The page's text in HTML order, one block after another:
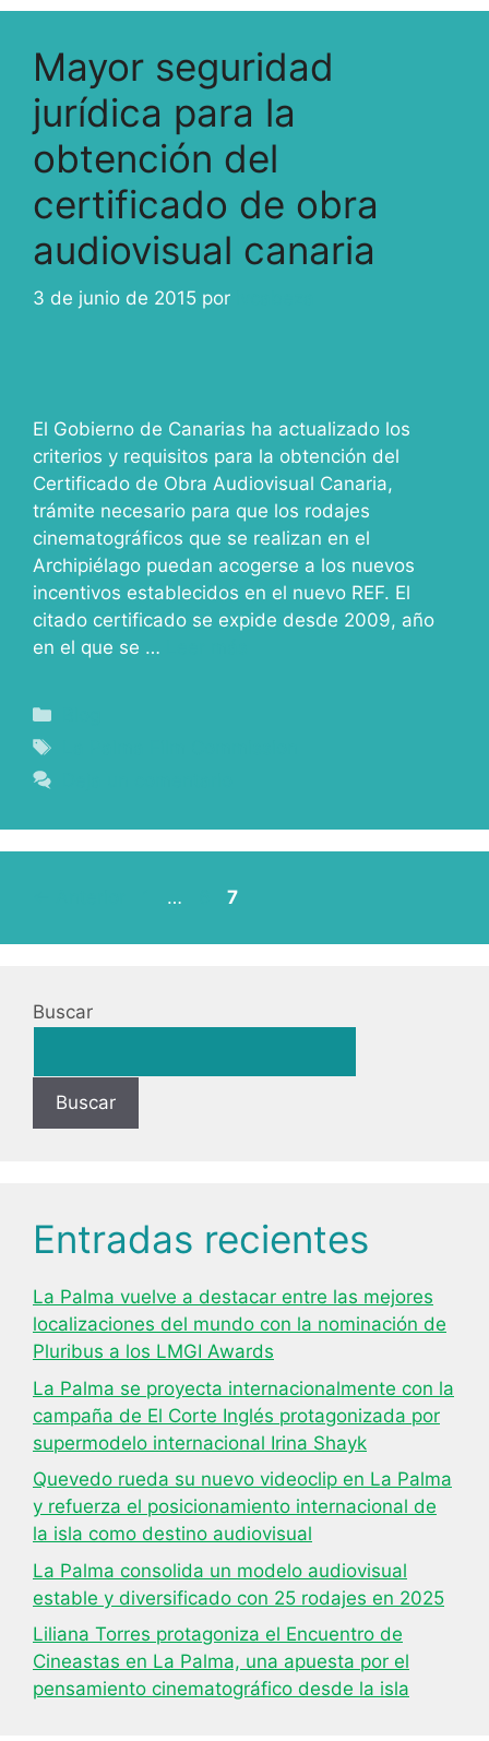
Mayor seguridad
jurídica para la
obtención del
certificado de obra
audiovisual canaria
3 de junio de 2015 por
El Gobierno de Canarias ha actualizado los
criterios y requisitos para la obtención del
Certificado de Obra Audiovisual Canaria,
trámite necesario para que los rodajes
cinematográficos que se realizan en el
Archipiélago puedan acogerse a los nuevos
incentivos establecidos en el nuevo REF. El
citado certificado se expide desde 2009, año
en el que se …
… 7
Buscar
Buscar
Entradas recientes
La Palma vuelve a destacar entre las mejores
localizaciones del mundo con la nominación de
Pluribus a los LMGI Awards
La Palma se proyecta internacionalmente con la
campaña de El Corte Inglés protagonizada por
supermodelo internacional Irina Shayk
Quevedo rueda su nuevo videoclip en La Palma
y refuerza el posicionamiento internacional de
la isla como destino audiovisual
La Palma consolida un modelo audiovisual
estable y diversificado con 25 rodajes en 2025
Liliana Torres protagoniza el Encuentro de
Cineastas en La Palma, una apuesta por el
pensamiento cinematográfico desde la isla